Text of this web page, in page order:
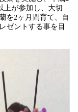
上が参加し、大切
を2ヶ月間育て、自
ゼントする事を目